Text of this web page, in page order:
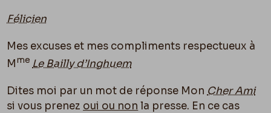
Félicien
Mes excuses et mes compliments respectueux à
Mme Le Bailly d’Inghuem
Dites moi par un mot de réponse Mon Cher Ami
si vous prenez oui ou non la presse. En ce cas